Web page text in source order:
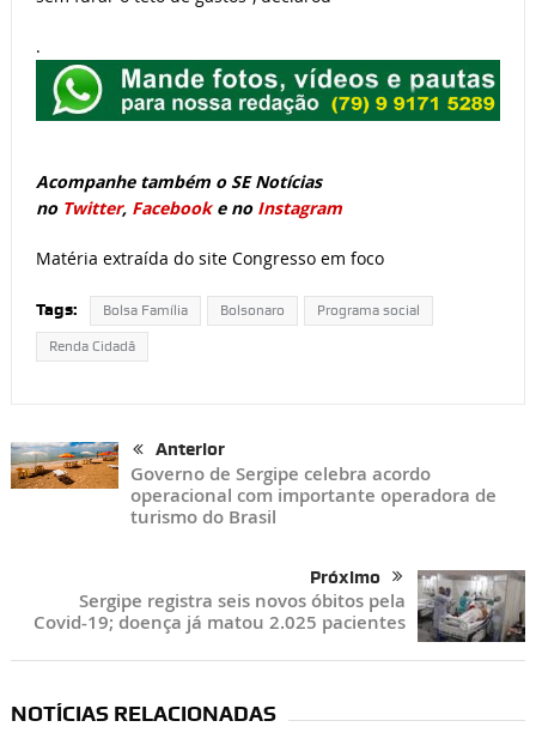
.
Acompanhe também o SE Notícias
no Twitter, Facebooke no Instagram
Matéria extraída do site Congresso em foco
Tags: Bolsa Família Bolsonaro Programa social
Renda Cidadã
Anterior
Governo de Sergipe celebra acordo
operacional com importante operadora de
turismo do Brasil
Próximo
Sergipe registra seis novos óbitos pela
Covid-19; doença já matou 2.025 pacientes
NOTÍCIAS RELACIONADAS